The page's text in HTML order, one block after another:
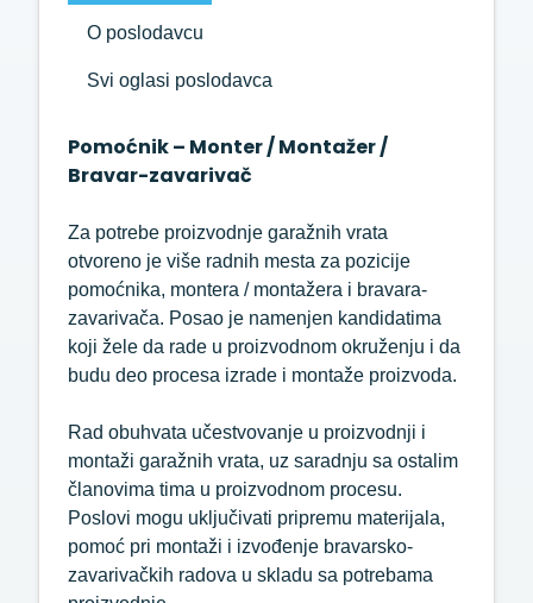
O poslodavcu
Svi oglasi poslodavca
Pomoćnik – Monter / Montažer /
Bravar-zavarivač
Za potrebe proizvodnje garažnih vrata
otvoreno je više radnih mesta za pozicije
pomoćnika, montera / montažera i bravara-
zavarivača. Posao je namenjen kandidatima
koji žele da rade u proizvodnom okruženju i da
budu deo procesa izrade i montaže proizvoda.
Rad obuhvata učestvovanje u proizvodnji i
montaži garažnih vrata, uz saradnju sa ostalim
članovima tima u proizvodnom procesu.
Poslovi mogu uključivati pripremu materijala,
pomoć pri montaži i izvođenje bravarsko-
zavarivačkih radova u skladu sa potrebama